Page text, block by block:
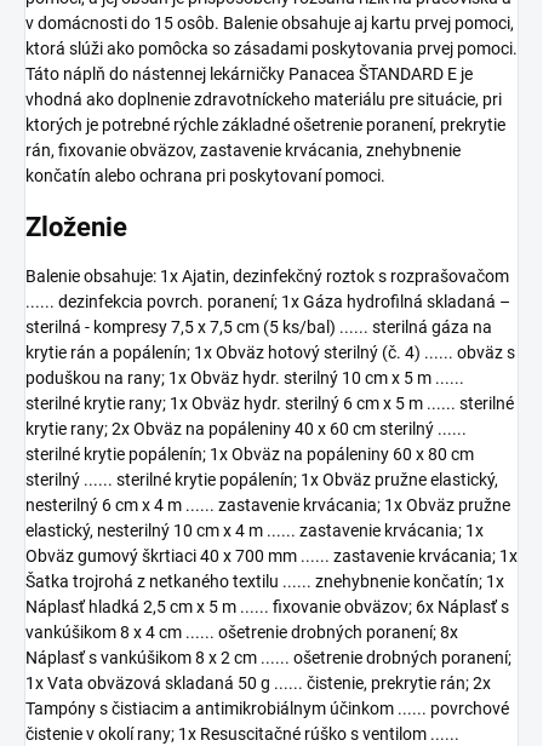
v domácnosti do 15 osôb. Balenie obsahuje aj kartu prvej pomoci,
ktorá slúži ako pomôcka so zásadami poskytovania prvej pomoci.
Táto náplň do nástennej lekárničky Panacea ŠTANDARD E je
vhodná ako doplnenie zdravotníckeho materiálu pre situácie, pri
ktorých je potrebné rýchle základné ošetrenie poranení, prekrytie
rán, fixovanie obväzov, zastavenie krvácania, znehybnenie
končatín alebo ochrana pri poskytovaní pomoci.
Zloženie
Balenie obsahuje: 1x Ajatin, dezinfekčný roztok s rozprašovačom
...... dezinfekcia povrch. poranení; 1x Gáza hydrofilná skladaná –
sterilná - kompresy 7,5 x 7,5 cm (5 ks/bal) ...... sterilná gáza na
krytie rán a popálenín; 1x Obväz hotový sterilný (č. 4) ...... obväz s
poduškou na rany; 1x Obväz hydr. sterilný 10 cm x 5 m ......
sterilné krytie rany; 1x Obväz hydr. sterilný 6 cm x 5 m ...... sterilné
krytie rany; 2x Obväz na popáleniny 40 x 60 cm sterilný ......
sterilné krytie popálenín; 1x Obväz na popáleniny 60 x 80 cm
sterilný ...... sterilné krytie popálenín; 1x Obväz pružne elastický,
nesterilný 6 cm x 4 m ...... zastavenie krvácania; 1x Obväz pružne
elastický, nesterilný 10 cm x 4 m ...... zastavenie krvácania; 1x
Obväz gumový škrtiaci 40 x 700 mm ...... zastavenie krvácania; 1x
Šatka trojrohá z netkaného textilu ...... znehybnenie končatín; 1x
Náplasť hladká 2,5 cm x 5 m ...... fixovanie obväzov; 6x Náplasť s
vankúšikom 8 x 4 cm ...... ošetrenie drobných poranení; 8x
Náplasť s vankúšikom 8 x 2 cm ...... ošetrenie drobných poranení;
1x Vata obväzová skladaná 50 g ...... čistenie, prekrytie rán; 2x
Tampóny s čistiacim a antimikrobiálnym účinkom ...... povrchové
čistenie v okolí rany; 1x Resuscitačné rúško s ventilom ......